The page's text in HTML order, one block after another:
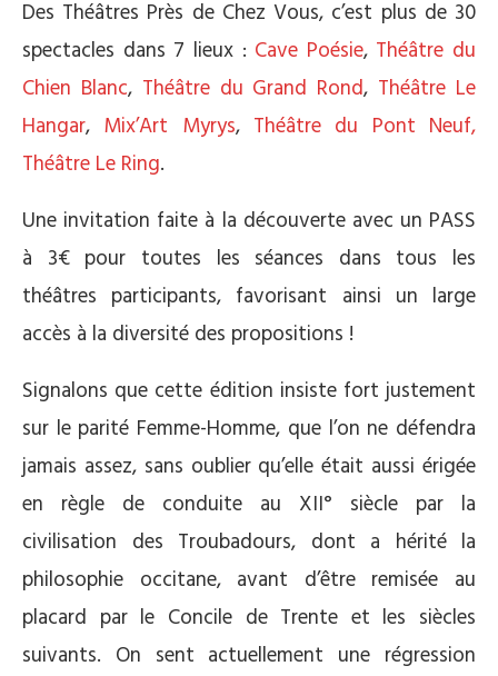
Des Théâtres Près de Chez Vous, c’est plus de 30
spectacles dans 7 lieux : Cave Poésie, Théâtre du
Chien Blanc, Théâtre du Grand Rond, Théâtre Le
Hangar, Mix’Art Myrys, Théâtre du Pont Neuf,
Théâtre Le Ring.
Une invitation faite à la découverte avec un PASS
à 3€ pour toutes les séances dans tous les
théâtres participants, favorisant ainsi un large
accès à la diversité des propositions !
Signalons que cette édition insiste fort justement
sur le parité Femme-Homme, que l’on ne défendra
jamais assez, sans oublier qu’elle était aussi érigée
en règle de conduite au XII° siècle par la
civilisation des Troubadours, dont a hérité la
philosophie occitane, avant d’être remisée au
placard par le Concile de Trente et les siècles
suivants. On sent actuellement une régression